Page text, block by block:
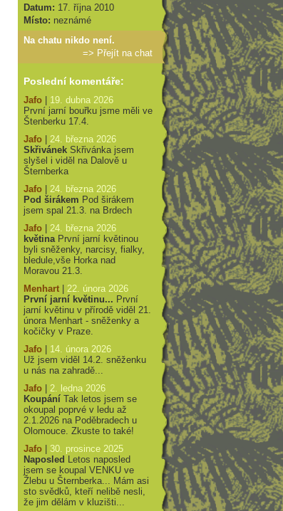
Datum: 17. října 2010
Místo: neznámé
Na chatu nikdo není.
=> Přejít na chat
Poslední komentáře:
Jafo
19. dubna 2026
První jarní bouřku jsme měli ve
Štenberku 17.4.
Jafo
24. března 2026
Skřivánek Skřivánka jsem
slyšel i viděl na Dalově u
Šternberka
Jafo
24. března 2026
Pod širákem Pod širákem
jsem spal 21.3. na Brdech
Jafo
24. března 2026
květinaPrvní jarní květinou
byli sněženky, narcisy, fialky,
bledule,vše Horka nad
Moravou 21.3.
Menhart
22. února 2026
První jarní květinu... První
jarní květinu v přírodě viděl 21.
února Menhart - sněženky a
kočičky v Praze.
Jafo
14. února 2026
Už jsem viděl 14.2. sněženku
u nás na zahradě...
Jafo
2. ledna 2026
Koupání Tak letos jsem se
okoupal poprvé v ledu až
2.1.2026 na Poděbradech u
Olomouce. Zkuste to také!
Jafo
30. prosince 2025
Naposled Letos naposled
jsem se koupal VENKU ve
Žlebu u Šternberka... Mám asi
sto svědků, kteří nelibě nesli,
že jim dělám v kluzišti...